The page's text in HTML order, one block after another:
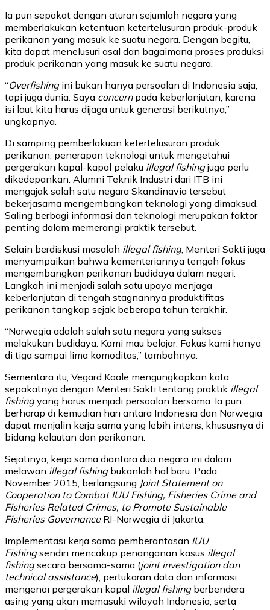
Ia pun sepakat dengan aturan sejumlah negara yang
memberlakukan ketentuan ketertelusuran produk-produk
perikanan yang masuk ke suatu negara. Dengan begitu,
kita dapat menelusuri asal dan bagaimana proses produksi
produk perikanan yang masuk ke suatu negara.
“Overfishingini bukan hanya persoalan di Indonesia saja,
tapi juga dunia. Saya concernpada keberlanjutan, karena
isi laut kita harus dijaga untuk generasi berikutnya,”
ungkapnya.
Di samping pemberlakuan ketertelusuran produk
perikanan, penerapan teknologi untuk mengetahui
pergerakan kapal-kapal pelaku illegal fishingjuga perlu
dikedepankan. Alumni Teknik Industri dari ITB ini
mengajak salah satu negara Skandinavia tersebut
bekerjasama mengembangkan teknologi yang dimaksud.
Saling berbagi informasi dan teknologi merupakan faktor
penting dalam memerangi praktik tersebut.
Selain berdiskusi masalah illegal fishing, Menteri Sakti juga
menyampaikan bahwa kementeriannya tengah fokus
mengembangkan perikanan budidaya dalam negeri.
Langkah ini menjadi salah satu upaya menjaga
keberlanjutan di tengah stagnannya produktifitas
perikanan tangkap sejak beberapa tahun terakhir.
“Norwegia adalah salah satu negara yang sukses
melakukan budidaya. Kami mau belajar. Fokus kami hanya
di tiga sampai lima komoditas,” tambahnya.
Sementara itu, Vegard Kaale mengungkapkan kata
sepakatnya dengan Menteri Sakti tentang praktik illegal
fishingyang harus menjadi persoalan bersama. Ia pun
berharap di kemudian hari antara Indonesia dan Norwegia
dapat menjalin kerja sama yang lebih intens, khususnya di
bidang kelautan dan perikanan.
Sejatinya, kerja sama diantara dua negara ini dalam
melawan illegal fishingbukanlah hal baru. Pada
November 2015, berlangsung Joint Statement on
Cooperation to Combat IUU Fishing, Fisheries Crime and
Fisheries Related Crimes, to Promote Sustainable
Fisheries GovernanceRI-Norwegia di Jakarta.
Implementasi kerja sama pemberantasan IUU
Fishingsendiri mencakup penanganan kasus illegal
fishingsecara bersama-sama (joint investigation dan
technical assistance), pertukaran data dan informasi
mengenai pergerakan kapal illegal fishingberbendera
asing yang akan memasuki wilayah Indonesia, serta